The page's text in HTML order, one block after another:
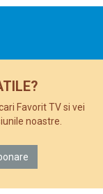
Favorit TV si vei
noastre.